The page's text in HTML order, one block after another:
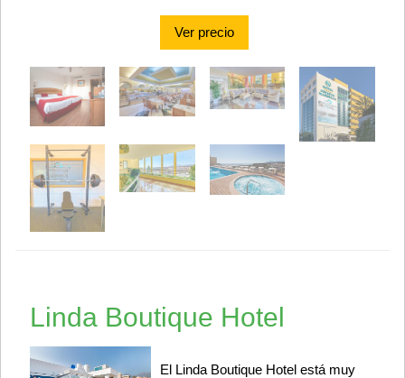
Ver precio
Linda Boutique Hotel
El Linda Boutique Hotel está muy